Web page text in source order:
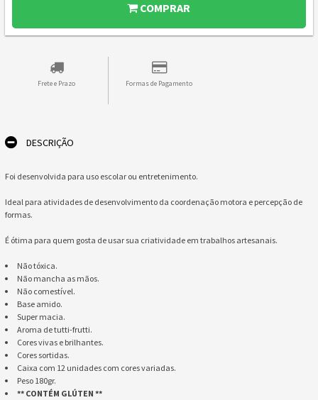
COMPRAR
Frete e Prazo Formas de Pagamento
DESCRIÇÃO
Foi desenvolvida para uso escolar ou entretenimento.
Ideal para atividades de desenvolvimento da coordenação motora e percepção de
formas.
É ótima para quem gosta de usar sua criatividade em trabalhos artesanais.
Não tóxica.
Não mancha as mãos.
Não comestível.
Base amido.
Super macia.
Aroma de tutti-frutti.
Cores vivas e brilhantes.
Cores sortidas.
Caixa com 12 unidades com cores variadas.
Peso 180gr.
** CONTÉM GLÚTEN **